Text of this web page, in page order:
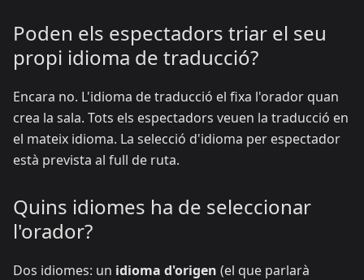
Poden els espectadors triar el seu
propi idioma de traducció?
Encara no. L'idioma de traducció el fixa l'orador quan
crea la sala. Tots els espectadors veuen la traducció en
el mateix idioma. La selecció d'idioma per espectador
està prevista al full de ruta.
Quins idiomes ha de seleccionar
l'orador?
Dos idiomes: un idioma d'origen (el que parlarà